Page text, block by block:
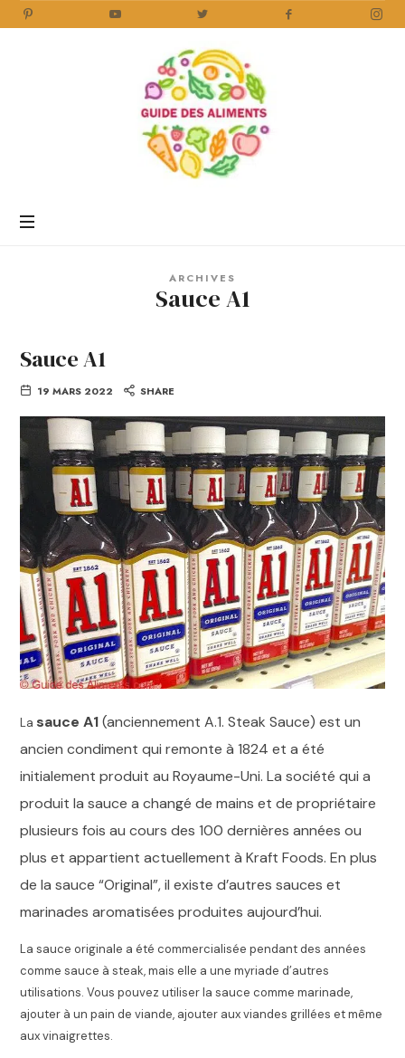
Aliments
ARCHIVES
Sauce A1
Sauce A1
19 MARS 2022 SHARE
La sauce A1(anciennement A.1. Steak Sauce) est un
ancien condiment qui remonte à 1824 et a été
initialement produit au Royaume-Uni. La société qui a
produit la sauce a changé de mains et de propriétaire
plusieurs fois au cours des 100 dernières années ou
pluset appartient actuellement à Kraft Foods. En plus
de la sauce “Original”, il existe d’autres sauces et
marinades aromatisées produites aujourd’hui.
La sauce originale a été commercialisée pendant des années
comme sauce à steak, mais elle a une myriade d’autres
utilisations. Vous pouvez utiliser la sauce comme marinade,
ajouter à un pain de viande, ajouter aux viandes grillées et même
aux vinaigrettes.